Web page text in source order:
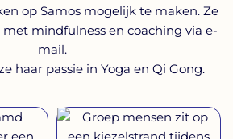
op Samos mogelijk te maken. Ze
met mindfulness en coaching via e-
mail.
haar passie in Yoga en Qi Gong.